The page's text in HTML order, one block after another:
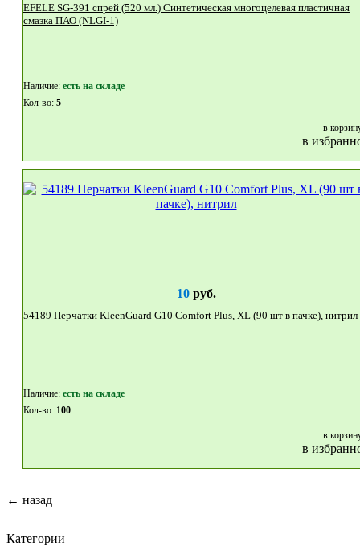
EFELE SG-391 спрей (520 мл.) Синтетическая многоцелевая пластичная
смазка ПАО (NLGI-1)
Наличие: eсть на складе
Кол-во: 5
в
в
10руб.
54189 Перчатки KleenGuard G10 Comfort Plus, XL (90 шт в пачке), нитрил
Наличие: eсть на складе
Кол-во: 100
в
в
← назад
Категории